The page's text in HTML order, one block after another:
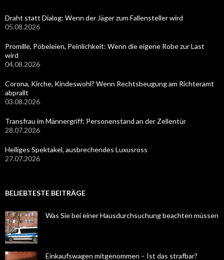
Draht statt Dialog: Wenn der Jäger zum Fallensteller wird
05.08.2026
Promille, Pöbeleien, Peinlichkeit: Wenn die eigene Robe zur Last
wird
04.08.2026
Corona, Kirche, Kindeswohl? Wenn Rechtsbeugung am Richteramt
abprallt
03.08.2026
Transfrau im Männergriff: Personenstand an der Zellentür
28.07.2026
Heiliges Spektakel, ausbrechendes Luxusross
27.07.2026
BELIEBTESTE BEITRÄGE
Was Sie bei einer Hausdurchsuchung beachten müssen
Einkaufswagen mitgenommen – Ist das strafbar?